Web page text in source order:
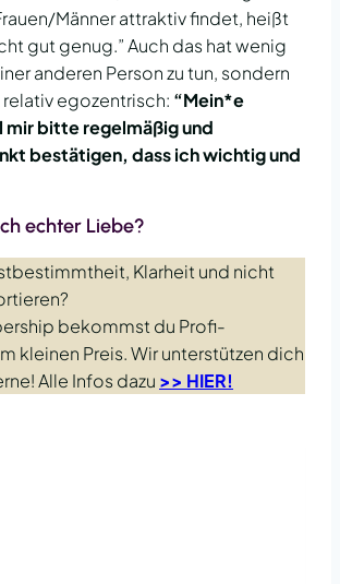
Männer attraktiv findet, heißt
gut genug.” Auch das hat wenig
anderen Person zu tun, sondern
relativ egozentrisch: “Mein*e
mir bitte regelmäßig und
bestätigen, dass ich wichtig und
echter Liebe?
Klarheit und nicht
bekommst du Profi-
kleinen Preis. Wir unterstützen dich
Alle Infos dazu >> HIER!